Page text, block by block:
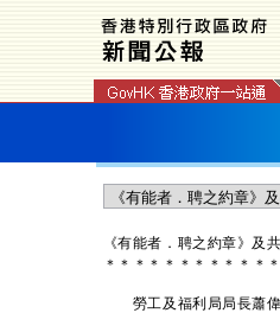
《有能者．聘之約章》及
＊ ＊ ＊ ＊ ＊ ＊ ＊ ＊ ＊ ＊ ＊ ＊
勞工及福利局局長蕭偉